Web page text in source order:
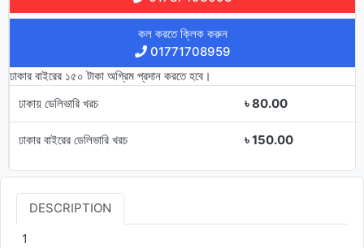
কল করতে ক্লিক করুন
01771708959
ঢাকার বাইরের ১৫০ টাকা অগ্রিম প্রদান করতে হবে।
ঢাকায় ডেলিভারি খরচ
৳ 80.00
ঢাকার বাইরের ডেলিভারি খরচ ৳ 150.00
DESCRIPTION
1